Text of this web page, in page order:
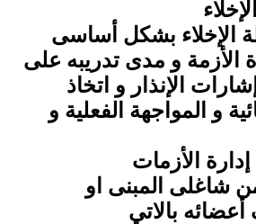
الإخلاء بشكل أساسى
الأزمة و مدى تدريبه على
الإنذار و اتخاذ
و المواجهة الفعلية و
الأزمات
شاغلى المبنى او
بالاتي